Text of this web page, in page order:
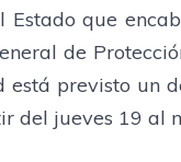
Estado que
de
previsto un
del jueves 19 al